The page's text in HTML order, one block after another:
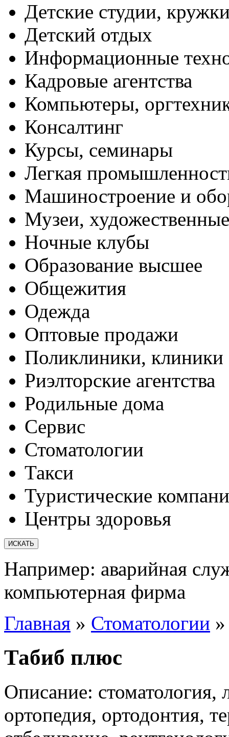
Детские студии,
Детский отдых
Информационные
Кадровые агентства
Компьютеры,
Консалтинг
Курсы, семинары
Легкая
Машиностроение и
Музеи,
Ночные клубы
Образование высшее
Общежития
Одежда
Оптовые продажи
Поликлиники, клиники
Риэлторские агентства
Родильные дома
Сервис
Стоматологии
Такси
Туристические
Центры здоровья
Например: аварийная
компьютерная фирма
Главная » Стоматологии
Табиб плюс
Описание: стоматология,
ортопедия, ортодонтия,